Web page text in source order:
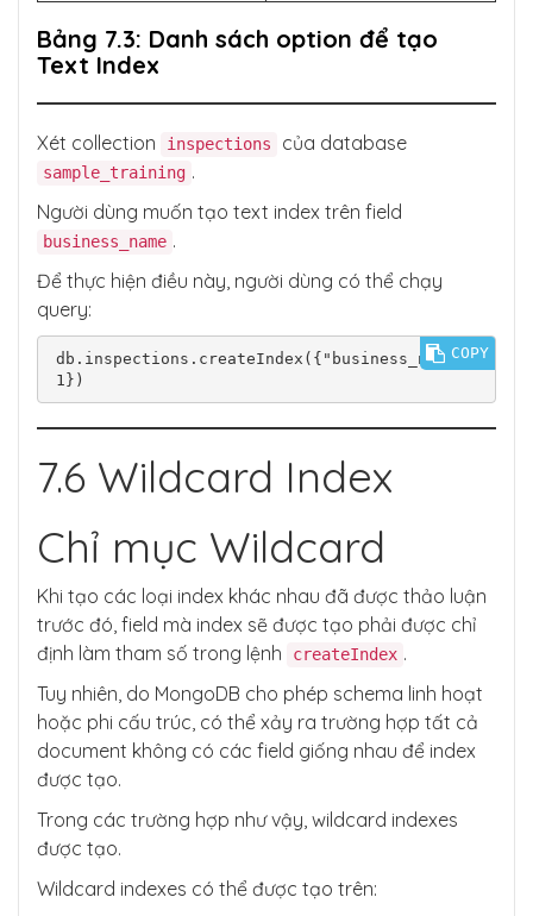
Bảng 7.3: Danh sách option để tạo
Text Index
Xét collection inspections của database
sample_training .
Người dùng muốn tạo text index trên field
business_name .
Để thực hiện điều này, người dùng có thể chạy
query:
db.inspections.createIndex({"business_name":
COPY
7.6 Wildcard Index
Chỉ mục Wildcard
Khi tạo các loại index khác nhau đã được thảo luận
trước đó, field mà index sẽ được tạo phải được chỉ
định làm tham số trong lệnh
createIndex .
Tuy nhiên, do MongoDB cho phép schema linh hoạt
hoặc phi cấu trúc, có thể xảy ra trường hợp tất cả
document không có các field giống nhau để index
được tạo.
Trong các trường hợp như vậy, wildcard indexes
được tạo.
Wildcard indexes có thể được tạo trên: